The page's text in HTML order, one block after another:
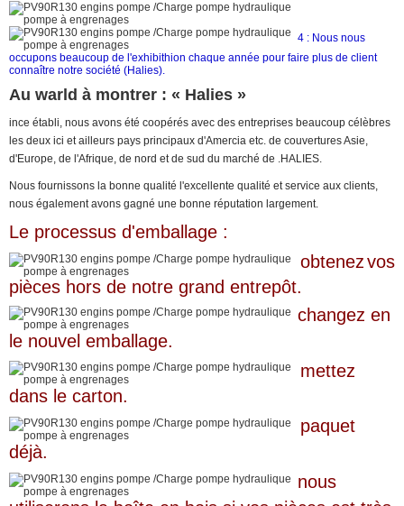
4 : Nous nous
occupons beaucoup de l'exhibithion chaque année pour faire plus de client
connaître notre société (Halies).
Au warld à montrer : « Halies »
ince établi, nous avons été coopérés avec des entreprises beaucoup célèbres
les deux ici et ailleurs pays principaux d'Amercia etc. de couvertures Asie,
d'Europe, de l'Afrique, de nord et de sud du marché de .HALIES.
Nous fournissons la bonne qualité l'excellente qualité et service aux clients,
nous également avons gagné une bonne réputation largement.
Le processus d'emballage :
obtenezvos
pièces hors de notre grand entrepôt.
changez en
le nouvel emballage.
mettez
dans le carton.
paquet
déjà.
nous